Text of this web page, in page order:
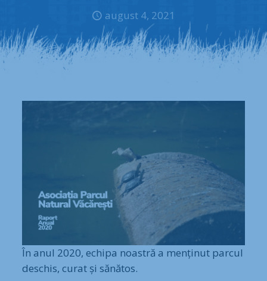
august 4, 2021
În anul 2020, echipa noastră a menținut parcul
deschis, curat și sănătos.